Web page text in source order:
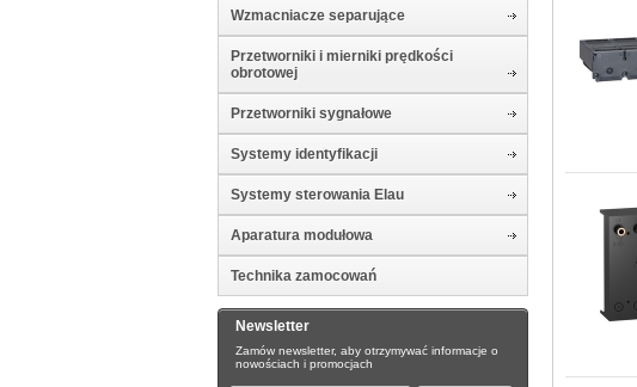
Wzmacniacze separujące
Przetworniki i mierniki prędkości
obrotowej
Przetworniki sygnałowe
Systemy identyfikacji
Systemy sterowania Elau
Aparatura modułowa
Technika zamocowań
Newsletter
Zamów newsletter, aby otrzymywać informacje o
nowościach i promocjach